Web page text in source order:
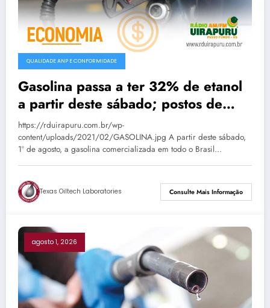
QUALIDADE ANP E CONFORMIDADE
Gasolina passa a ter 32% de etanol
a partir deste sábado; postos de
Passo Fundo já aguardam nova
composição
https://rduirapuru.com.br/wp-
content/uploads/2021/02/GASOLINA.jpg A partir deste sábado,
1º de agosto, a gasolina comercializada em todo o Brasil…
Texas Oiltech Laboratories Consulte Mais Informação
agosto 1, 2026